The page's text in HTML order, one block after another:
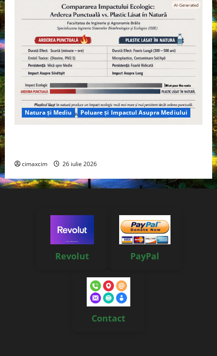
Natura și Mediu Poluare și Impactul Asupra Mediului
cimaxcim 26 iulie 2026
Revolut PayPal
Contact